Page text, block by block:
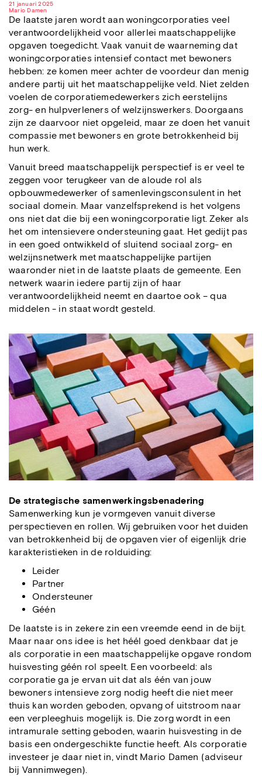
21 januari 2025
Mario Damen
De laatste jaren wordt aan woningcorporaties veel
verantwoordelijkheid voor allerlei maatschappelijke
opgaven toegedicht. Vaak vanuit de waarneming dat
woningcorporaties intensief contact met bewoners
hebben: ze komen meer achter de voordeur dan menig
andere partij uit het maatschappelijke veld. Niet zelden
voelen de corporatiemedewerkers zich eerstelijns
zorg- en hulpverleners of welzijnswerkers. Doorgaans
zijn ze daarvoor niet opgeleid, maar ze doen het vanuit
compassie met bewoners en grote betrokkenheid bij
hun werk.
Vanuit breed maatschappelijk perspectief is er veel te
zeggen voor terugkeer van de aloude rol als
opbouwmedewerker of samenlevingsconsulent in het
sociaal domein. Maar vanzelfsprekend is het volgens
ons niet dat die bij een woningcorporatie ligt. Zeker als
het om intensievere ondersteuning gaat. Het gedijt pas
in een goed ontwikkeld of sluitend sociaal zorg- en
welzijnsnetwerk met maatschappelijke partijen
waaronder niet in de laatste plaats de gemeente. Een
netwerk waarin iedere partij zijn of haar
verantwoordelijkheid neemt en daartoe ook – qua
middelen - in staat wordt gesteld.
De strategische samenwerkingsbenadering
Samenwerking kun je vormgeven vanuit diverse
perspectieven en rollen. Wij gebruiken voor het duiden
van betrokkenheid bij de opgaven vier of eigenlijk drie
karakteristieken in de rolduiding:
Leider
Partner
Ondersteuner
Géén
De laatste is in zekere zin een vreemde eend in de bijt.
Maar naar ons idee is het héél goed denkbaar dat je
als corporatie in een maatschappelijke opgave rondom
huisvesting géén rol speelt. Een voorbeeld: als
corporatie ga je ervan uit dat als één van jouw
bewoners intensieve zorg nodig heeft die niet meer
thuis kan worden geboden, opvang of uitstroom naar
een verpleeghuis mogelijk is. Die zorg wordt in een
intramurale setting geboden, waarin huisvesting in de
basis een ondergeschikte functie heeft. Als corporatie
investeer je daar niet in, vindt Mario Damen (adviseur
bij Vannimwegen).